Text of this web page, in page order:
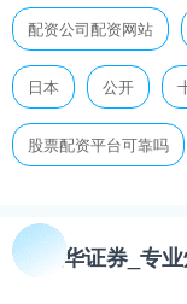
配资公司配资网站
日本 公开
股票配资平台可靠吗
联华证券_专